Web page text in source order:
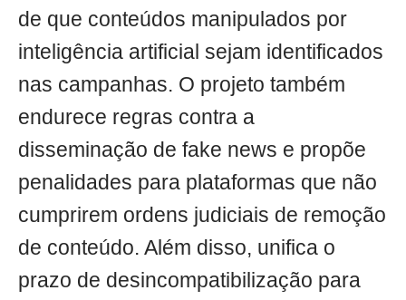
de que conteúdos manipulados por
inteligência artificial sejam identificados
nas campanhas. O projeto também
endurece regras contra a
disseminação de fake news e propõe
penalidades para plataformas que não
cumprirem ordens judiciais de remoção
de conteúdo. Além disso, unifica o
prazo de desincompatibilização para